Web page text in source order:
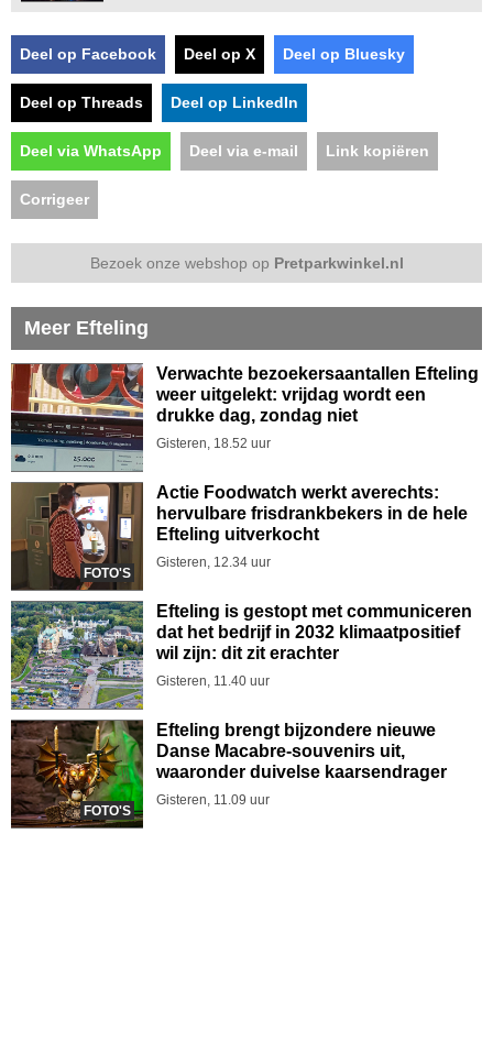
Deel op Facebook Deel op X Deel op Bluesky
Deel op Threads Deel op LinkedIn
Deel via WhatsApp Deel via e-mail Link kopiëren
Corrigeer
Bezoek onze webshop op Pretparkwinkel.nl
Meer Efteling
Verwachte bezoekersaantallen Efteling
weer uitgelekt: vrijdag wordt een
drukke dag, zondag niet
Gisteren, 18.52 uur
FOTO'S
Actie Foodwatch werkt averechts:
hervulbare frisdrankbekers in de hele
Efteling uitverkocht
Gisteren, 12.34 uur
Efteling is gestopt met communiceren
dat het bedrijf in 2032 klimaatpositief
wil zijn: dit zit erachter
Gisteren, 11.40 uur
FOTO'S
Efteling brengt bijzondere nieuwe
Danse Macabre-souvenirs uit,
waaronder duivelse kaarsendrager
Gisteren, 11.09 uur